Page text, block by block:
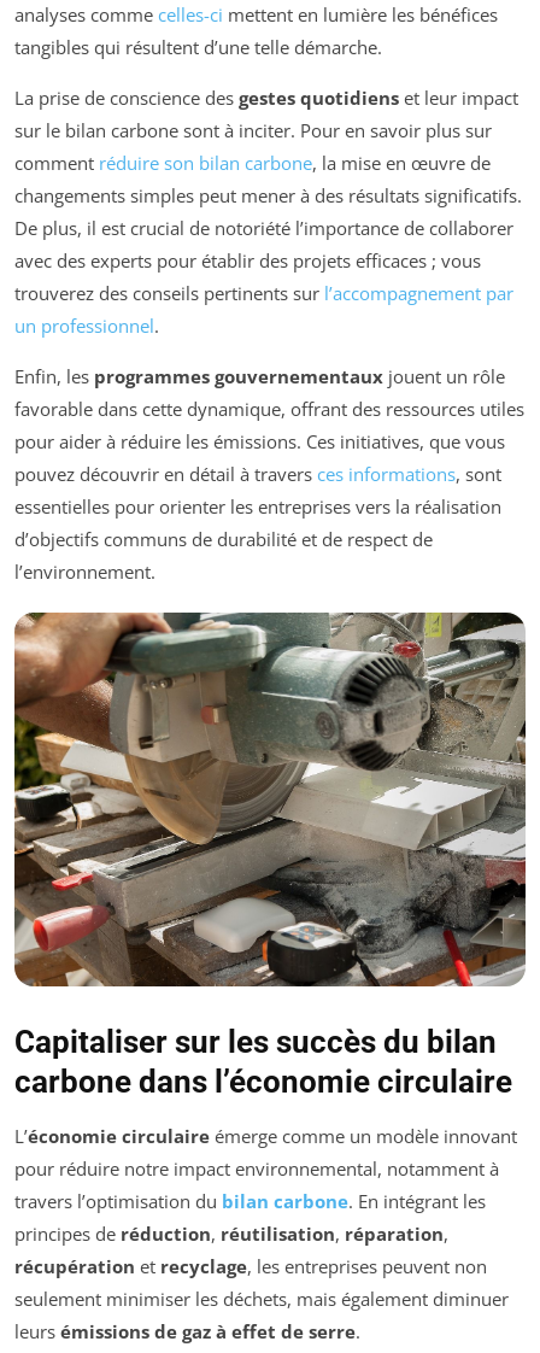
analyses comme celles-ci mettent en lumière les bénéfices
tangibles qui résultent d’une telle démarche.
La prise de conscience des gestes quotidiens et leur impact
sur le bilan carbone sont à inciter. Pour en savoir plus sur
comment réduire son bilan carbone, la mise en œuvre de
changements simples peut mener à des résultats significatifs.
De plus, il est crucial de notoriété l’importance de collaborer
avec des experts pour établir des projets efficaces ; vous
trouverez des conseils pertinents sur l’accompagnement par
un professionnel.
Enfin, les programmes gouvernementaux jouent un rôle
favorable dans cette dynamique, offrant des ressources utiles
pour aider à réduire les émissions. Ces initiatives, que vous
pouvez découvrir en détail à travers ces informations, sont
essentielles pour orienter les entreprises vers la réalisation
d’objectifs communs de durabilité et de respect de
l’environnement.
Capitaliser sur les succès du bilan
carbone dans l’économie circulaire
L’économie circulaire émerge comme un modèle innovant
pour réduire notre impact environnemental, notamment à
travers l’optimisation du bilan carbone. En intégrant les
principes de réduction, réutilisation, réparation,
récupération et recyclage, les entreprises peuvent non
seulement minimiser les déchets, mais également diminuer
leurs émissions de gaz à effet de serre.